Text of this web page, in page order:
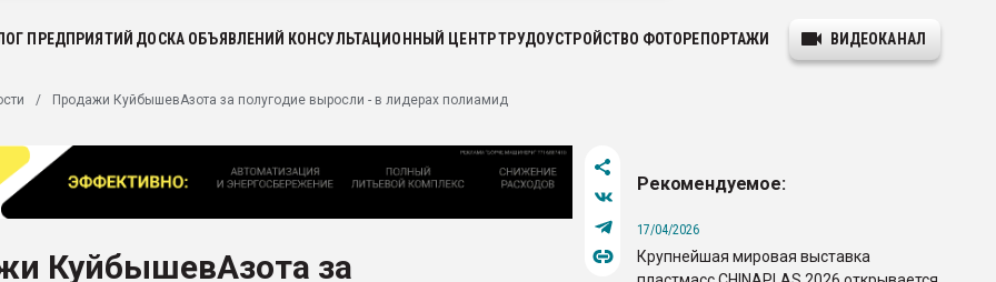
выходит на
рынке
ПРЕДПРИЯТИЙ ДОСКА ОБЪЯВЛЕНИЙ КОНСУЛЬТАЦИОННЫЙ ЦЕНТРТРУДОУСТРОЙСТВО ФОТОРЕПОРТАЖИ ВИДЕОКАНАЛ
Продажи КуйбышевАзота за полугодие выросли - в лидерах полиамид
КуйбышевАзота за
Рекомендуемое:
17/04/2026
Крупнейшая мировая выставка